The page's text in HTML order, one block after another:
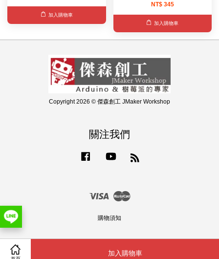
加入購物車
加入購物車
NT$ 345
加入購物車
Copyright 2026 © 傑森創工 JMaker Workshop
關注我們
Facebook YouTube
Visa Master
購物須知
Share on Facebook